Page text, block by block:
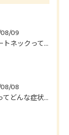
09
ストレートネックってどんな症状？
08
四十肩ってどんな症状？